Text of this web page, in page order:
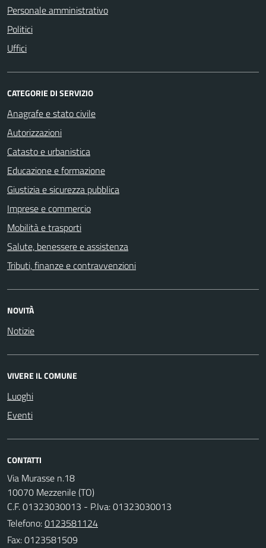
Personale amministrativo
Politici
Uffici
CATEGORIE DI SERVIZIO
Anagrafe e stato civile
Autorizzazioni
Catasto e urbanistica
Educazione e formazione
Giustizia e sicurezza pubblica
Imprese e commercio
Mobilità e trasporti
Salute, benessere e assistenza
Tributi, finanze e contravvenzioni
NOVITÀ
Notizie
VIVERE IL COMUNE
Luoghi
Eventi
CONTATTI
Via Murasse n.18
10070 Mezzenile (TO)
C.F. 01323030013 - P.Iva: 01323030013
Telefono:0123581124
Fax: 0123581509